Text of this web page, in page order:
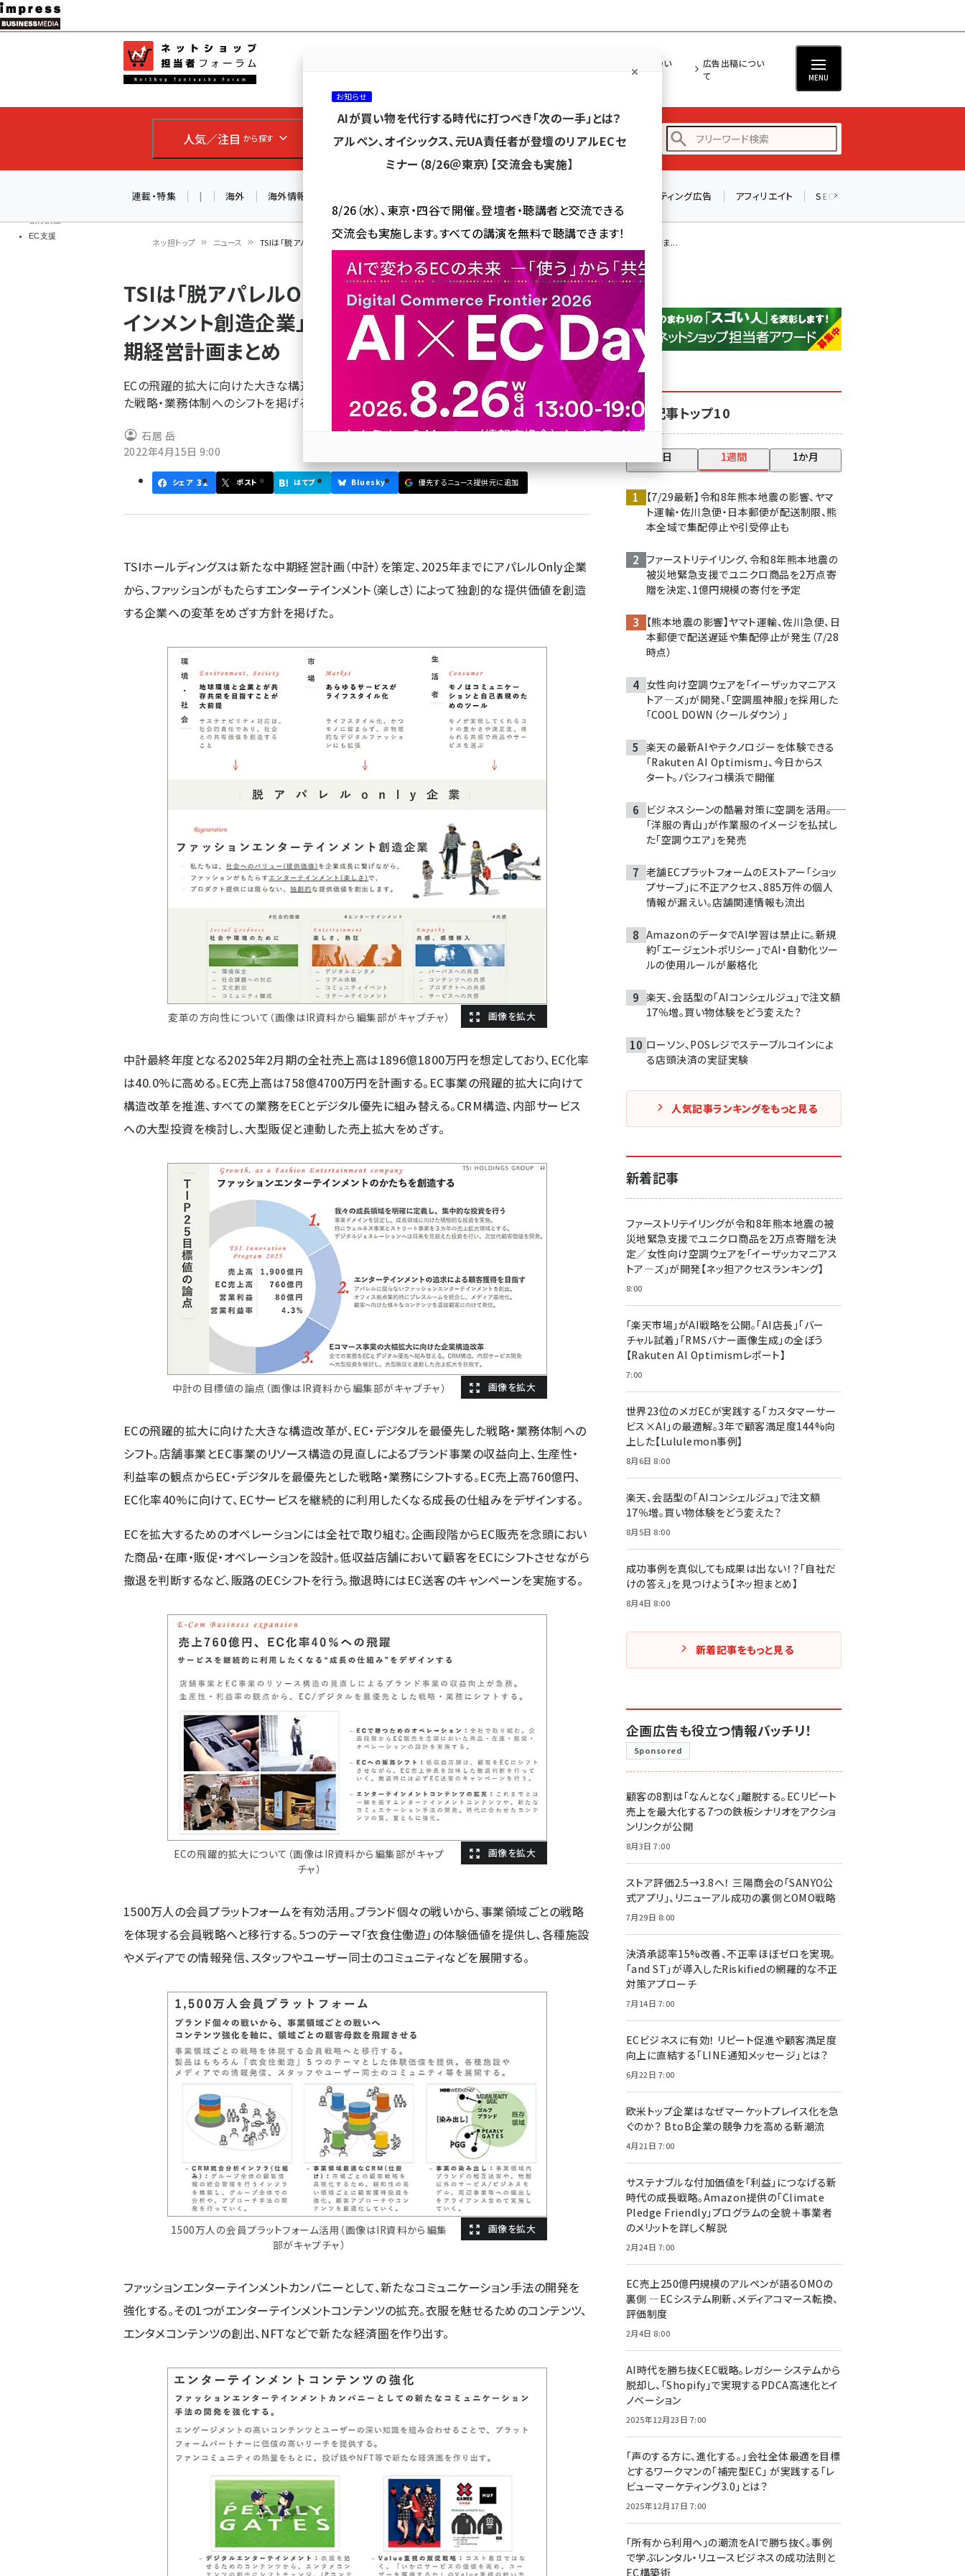
メ
イ
ン
ツ
移
教育講座
EC支援
ネッ担につい
広告出稿につい
て
MENU
人気／注目 から探す カテゴリ／種別 から探す セミナー／イベント から探す
アスクル (1119)
base (1074)
連載・特集 | 海外 海外情報 リスティング広告 アフィリエイト SEO
ン
く
ず
ネッ担トップ ニュース TSIは「脱アパレルOnly」で「ファッションエンターテインメント創造企業」へ。EC売上760億円をめざす中期経営計画ま...
TSIは「脱アパレルOnly」で「ファッションエンターテ
インメント創造企業」へ。EC売上760億円をめざす中
期経営計画まとめ
ECの飛躍的拡大に向けた大きな構造改革も進める。その1つとして、EC・デジタルを最優先し
た戦略・業務体制へのシフトを掲げる
石居 岳
2022年4月15日 9:00
シェア 31 ポスト はてブ Bluesky 優先するニュース提供元に追加
TSIホールディングスは新たな中期経営計画（中計）を策定、2025年までにアパレルOnly企業
から、ファッションがもたらすエンターテインメント（楽しさ）によって独創的な提供価値を創造
する企業への変革をめざす方針を掲げた。
変革の方向性について（画像はIR資料から編集部がキャプチャ）
中計最終年度となる2025年2月期の全社売上高は1896億1800万円を想定しており、EC化率
は40.0%に高める。EC売上高は758億4700万円を計画する。EC事業の飛躍的拡大に向けて
構造改革を推進、すべての業務をECとデジタル優先に組み替える。CRM構造、内部サービス
への大型投資を検討し、大型販促と連動した売上拡大をめざす。
中計の目標値の論点（画像はIR資料から編集部がキャプチャ）
ECの飛躍的拡大に向けた大きな構造改革が、EC・デジタルを最優先した戦略・業務体制への
シフト。店舗事業とEC事業のリソース構造の見直しによるブランド事業の収益向上、生産性・
利益率の観点からEC・デジタルを最優先とした戦略・業務にシフトする。EC売上高760億円、
EC化率40%に向けて、ECサービスを継続的に利用したくなる成長の仕組みをデザインする。
ECを拡大するためのオペレーションには全社で取り組む。企画段階からEC販売を念頭におい
た商品・在庫・販促・オペレーションを設計。低収益店舗において顧客をECにシフトさせながら
撤退を判断するなど、販路のECシフトを行う。撤退時にはEC送客のキャンペーンを実施する。
ECの飛躍的拡大について（画像はIR資料から編集部がキャプ
チャ）
1500万人の会員プラットフォームを有効活用。ブランド個々の戦いから、事業領域ごとの戦略
を体現する会員戦略へと移行する。5つのテーマ「衣食住働遊」の体験価値を提供し、各種施設
やメディアでの情報発信、スタッフやユーザー同士のコミュニティなどを展開する。
1500万人の会員プラットフォーム活用（画像はIR資料から編集
部がキャプチャ）
ファッションエンターテインメントカンパニーとして、新たなコミュニケーション手法の開発を
強化する。その1つがエンターテインメントコンテンツの拡充。衣服を魅せるためのコンテンツ、
エンタメコンテンツの創出、NFTなどで新たな経済圏を作り出す。
人気記事トップ10
昨日 1週間 1か月
【7/29最新】令和8年熊本地震の影響、ヤマ
ト運輸・佐川急便・日本郵便が配送制限、熊
本全域で集配停止や引受停止も
ファーストリテイリング、令和8年熊本地震の
被災地緊急支援でユニクロ商品を2万点寄
贈を決定、1億円規模の寄付を予定
【熊本地震の影響】ヤマト運輸、佐川急便、日
本郵便で配送遅延や集配停止が発生（7/28
時点）
女性向け空調ウェアを「イーザッカマニアス
トア―ズ」が開発、「空調風神服」を採用した
「COOL DOWN（クールダウン）」
楽天の最新AIやテクノロジーを体験できる
「Rakuten AI Optimism」、今日からス
タート。パシフィコ横浜で開催
ビジネスシーンの酷暑対策に空調を活用――。
「洋服の青山」が作業服のイメージを払拭し
た「空調ウエア」を発売
老舗ECプラットフォームのEストアー「ショッ
プサーブ」に不正アクセス、885万件の個人
情報が漏えい。店舗関連情報も流出
AmazonのデータでAI学習は禁止に。新規
約「エージェントポリシー」でAI・自動化ツー
ルの使用ルールが厳格化
楽天、会話型の「AIコンシェルジュ」で注文額
17％増。買い物体験をどう変えた？
ローソン、POSレジでステーブルコインによ
る店頭決済の実証実験
人気記事ランキングをもっと見る
新着記事
ファーストリテイリングが令和8年熊本地震の被
災地緊急支援でユニクロ商品を2万点寄贈を決
定／女性向け空調ウェアを「イーザッカマニアス
トア―ズ」が開発【ネッ担アクセスランキング】
8:00
「楽天市場」がAI戦略を公開。「AI店長」「バー
チャル試着」「RMSバナー画像生成」の全ぼう
【Rakuten AI Optimismレポート】
7:00
世界23位のメガECが実践する「カスタマーサー
ビス×AI」の最適解。3年で顧客満足度144%向
上した【Lululemon事例】
8月6日 8:00
楽天、会話型の「AIコンシェルジュ」で注文額
17％増。買い物体験をどう変えた？
8月5日 8:00
成功事例を真似しても成果は出ない！？「自社だ
けの答え」を見つけよう【ネッ担まとめ】
8月4日 8:00
新着記事をもっと見る
企画広告も役立つ情報バッチリ！
Sponsored
顧客の8割は「なんとなく」離脱する。ECリピート
売上を最大化する7つの鉄板シナリオをアクショ
ンリンクが公開
8月3日 7:00
ストア評価2.5→3.8へ！ 三陽商会の「SANYO公
式アプリ」、リニューアル成功の裏側とOMO戦略
7月29日 8:00
決済承認率15%改善、不正率ほぼゼロを実現。
「and ST」が導入したRiskifiedの網羅的な不正
対策アプローチ
7月14日 7:00
ECビジネスに有効！ リピート促進や顧客満足度
向上に直結する「LINE通知メッセージ」とは？
6月22日 7:00
欧米トップ企業はなぜマーケットプレイス化を急
ぐのか？ BtoB企業の競争力を高める新潮流
4月21日 7:00
サステナブルな付加価値を「利益」につなげる新
時代の成長戦略。Amazon提供の「Climate
Pledge Friendly」プログラムの全貌＋事業者
のメリットを詳しく解説
2月24日 7:00
EC売上250億円規模のアルペンが語るOMOの
裏側 ―ECシステム刷新、メディアコマース転換、
評価制度
2月4日 8:00
AI時代を勝ち抜くEC戦略。レガシーシステムから
脱却し、「Shopify」で実現するPDCA高速化とイ
ノベーション
2025年12月23日 7:00
「声のする方に、進化する。」会社全体最適を目標
とするワークマンの「補完型EC」 が実践する「レ
ビューマーケティング3.0」とは？
2025年12月17日 7:00
「所有から利用へ」の潮流をAIで勝ち抜く。事例
で学ぶレンタル・リユースビジネスの成功法則と
EC構築術
お知らせ
AIが買い物を代行する時代に打つべき「次の一手」とは？
アルペン、オイシックス、元UA責任者が登壇のリアルECセ
ミナー（8/26＠東京）【交流会も実施】
8/26（水）、東京・四谷で開催。登壇者・聴講者と交流できる
交流会も実施します。すべての講演を無料で聴講できます！
参加登録はこちら↑